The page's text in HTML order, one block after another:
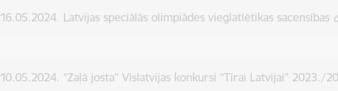
16.05.2024. Latvijas speciālās olimpiādes vieglatlētikas sacensības
10.05.2024. “Zaļā josta” Vislatvijas konkursi “Tīrai Latvijai” 2023./